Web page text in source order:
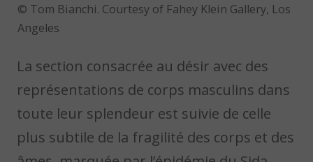
© Tom Bianchi. Courtesy of Fahey Klein Gallery, Los
Angeles
La section consacrée au désir avec des
représentations de corps masculins dans
toute leur splendeur est suivie de celle
plus subtile de la fragilité des corps et des